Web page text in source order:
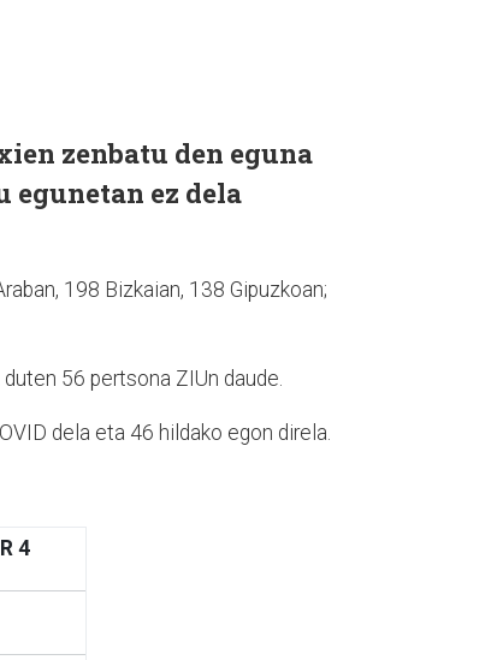
zenbatu den eguna
egunetan ez dela
198 Bizkaian, 138 Gipuzkoan;
56 pertsona ZIUn daude.
dela eta 46 hildako egon direla.
4